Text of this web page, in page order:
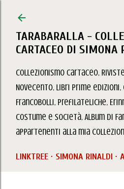
TARABARALLA -
CARTACEO DI SIMONA
Collezionismo Cartaceo,
Novecento, Libri prime
Francobolli, Prefilateliche,
Costume e Società, Album di
appartenenti alla mia
LINKTREE SIMONA RINALDI